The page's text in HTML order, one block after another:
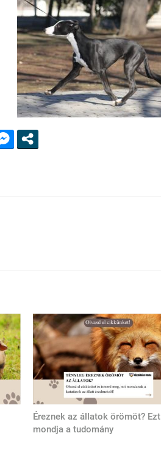
Éreznek az állatok örömöt? Ezt
mondja a tudomány